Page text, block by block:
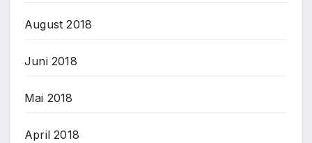
August 2018
Juni 2018
Mai 2018
April 2018